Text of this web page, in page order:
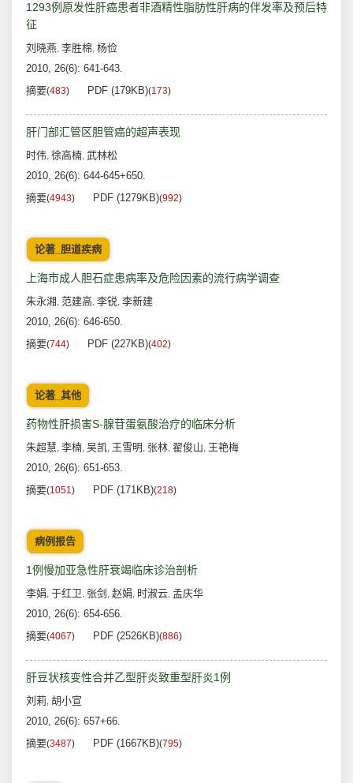
1293例原发性肝癌患者非酒精性脂肪性肝病的伴发率及预后特
征
刘晓燕, 李胜棉, 杨俭
2010, 26(6): 641-643.
摘要(483) PDF (179KB)(173)
肝门部汇管区胆管癌的超声表现
时伟, 徐高楠, 武林松
2010, 26(6): 644-645+650.
摘要(4943) PDF (1279KB)(992)
论著_胆道疾病
上海市成人胆石症患病率及危险因素的流行病学调查
朱永湘 , 范建高, 李锐, 李新建
2010, 26(6): 646-650.
摘要(744) PDF (227KB)(402)
论著_其他
药物性肝损害S-腺苷蛋氨酸治疗的临床分析
朱超慧, 李楠, 吴凯, 王雪明 , 张林, 翟俊山, 王艳梅
2010, 26(6): 651-653.
摘要(1051) PDF (171KB)(218)
病例报告
1例慢加亚急性肝衰竭临床诊治剖析
李娟, 于红卫, 张剑 , 赵娟, 时淑云, 孟庆华
2010, 26(6): 654-656.
摘要(4067) PDF (2526KB)(886)
肝豆状核变性合并乙型肝炎致重型肝炎1例
刘莉, 胡小宣
2010, 26(6): 657+66.
摘要(3487) PDF (1667KB)(795)